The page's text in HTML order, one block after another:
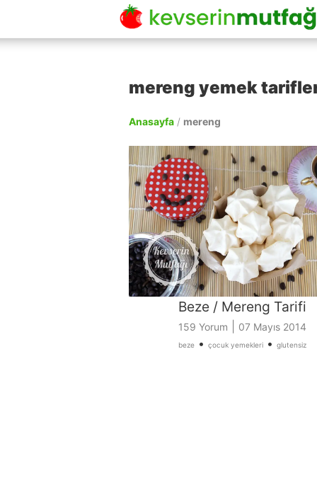
mereng yemek
Anasayfa / mereng
Beze / Mereng Tarifi
159 Yorum 07 Mayıs 2014
beze• çocuk yemekleri• glutensiz